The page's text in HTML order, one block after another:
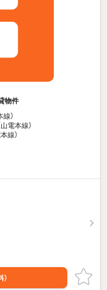
物件
）
山電本線）
線）
）